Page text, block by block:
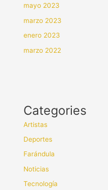
mayo 2023
marzo 2023
enero 2023
marzo 2022
Categories
Artistas
Deportes
Farándula
Noticias
Tecnología